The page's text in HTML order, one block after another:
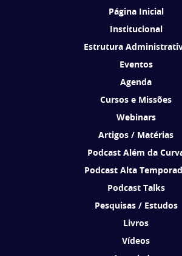
Página Inicial
Institucional
Estrutura
Eventos
Agenda
Cursos e Missões
Webinars
Artigos / Matérias
Podcast Além da
Podcast Alta
Podcast Talks
Pesquisas / Estudos
Livros
Vídeos